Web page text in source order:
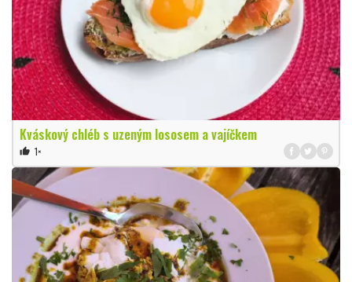
Kváskový chléb s uzeným lososem a vajíčkem
thumb_up 1×